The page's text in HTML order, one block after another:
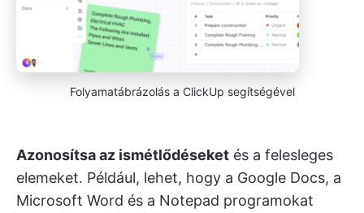
Folyamatábrázolás a ClickUp segítségével
Azonosítsa az ismétlődéseket és a felesleges
elemeket. Például, lehet, hogy a Google Docs, a
Microsoft Word és a Notepad programokat